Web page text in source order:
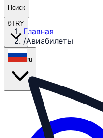
₺TRY
ru
Поиск
Главная
/Авиабилеты